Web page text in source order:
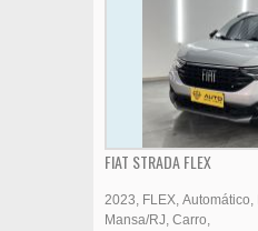
FIAT STRADA FLEX
2023 FLEX Automático
Mansa/RJ Carro